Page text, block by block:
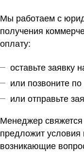
Мы работаем с
получения
оплату:
оставьте заявку
или позвоните
или отправьте
Менеджер свяжется
предложит условия
возникающие